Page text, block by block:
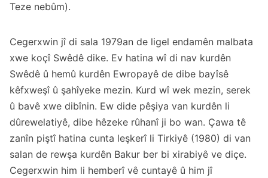
Teze nebûm).
Cegerxwin jî di sala 1979an de ligel endamên malbata
xwe koçî Swêdê dike. Ev hatina wî di nav kurdên
Swêdê û hemû kurdên Ewropayê de dibe bayîsê
kêfxweşî û şahîyeke mezin. Kurd wî wek mezin, serek
û bavê xwe dibînin. Ew dide pêşiya van kurdên li
dûrewelatiyê, dibe hêzeke rûhanî ji bo wan. Çawa tê
zanîn piştî hatina cunta leşkerî li Tirkiyê (1980) di van
salan de rewşa kurdên Bakur ber bi xirabiyê ve diçe.
Cegerxwin him li hemberî vê cuntayê û him jî